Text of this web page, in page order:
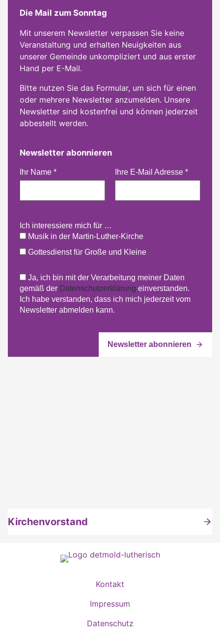
Die Mail zum Sonntag
Mit unserem Newsletter verpassen Sie keine
Veranstaltung und erhalten Neuigkeiten aus
unserer Gemeinde unkompliziert und aus erster
Hand per E-Mail.
Bitte nutzen Sie das Formular, um sich für einen
oder mehrere Newsletter anzumelden. Unsere
Newsletter sind kostenfrei und können jederzeit
abbestellt werden.
Newsletter abonnieren
Ihr Name * Ihre E-Mail Adresse *
Ich interessiere mich für …
Musik in der Martin-Luther-Kirche
Gottesdienst für Große und Kleine
Ja, ich bin mit der Verarbeitung meiner Daten
gemäß der Datenschutzerklärung einverstanden.
Ich habe verstanden, dass ich mich jederzeit vom
Newsletter abmelden kann.
Kirchenvorstand
Kontakt
Impressum
Datenschutz